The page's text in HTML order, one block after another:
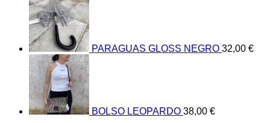
PARAGUAS GLOSS NEGRO 32,00 €
BOLSO LEOPARDO 38,00 €